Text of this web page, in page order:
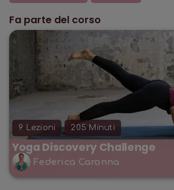
Fa parte del corso
9 Lezioni 205 Minuti
Yoga Discovery Challenge
Federica Caronna